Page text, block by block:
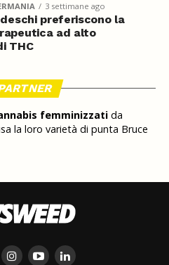
3 settimane ago
preferiscono la
ad alto
THC
femminizzatida
la loro varietà di punta Bruce